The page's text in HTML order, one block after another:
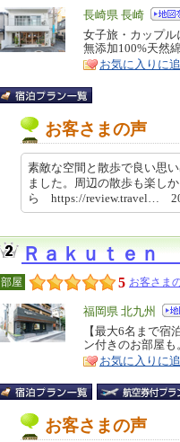
エ
リ
ア
長崎県 長崎
特
徴
女子旅・カップ
無添加100%天然
お気に入りに
お客さまの声
素敵な空間と散歩で良い思
ました。周辺の散歩も楽し
ら https://review.travel…
Ｒａｋｕｔｅｎ
部屋 5 お客さま
エ
リ
ア
福岡県 北九州
特
徴
【最大6名まで
ン付きのお部屋
お気に入りに
お客さまの声